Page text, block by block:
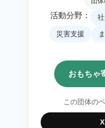
活動分野：
災害支援
おもちゃ
この団体の